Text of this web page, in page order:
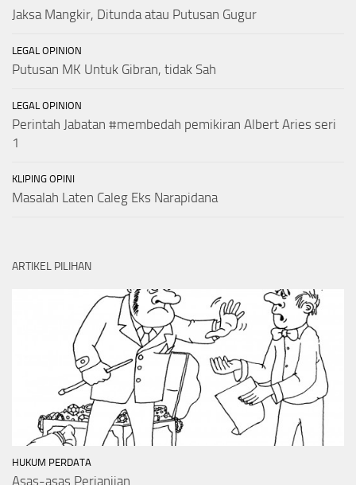
Jaksa Mangkir, Ditunda atau Putusan Gugur
LEGAL OPINION
Putusan MK Untuk Gibran, tidak Sah
LEGAL OPINION
Perintah Jabatan #membedah pemikiran Albert Aries seri
1
KLIPING OPINI
Masalah Laten Caleg Eks Narapidana
ARTIKEL PILIHAN
HUKUM PERDATA
Asas-asas Perjanjian